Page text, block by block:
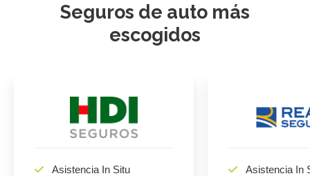
Seguros de auto más
escogidos
Asistencia In Situ
Asistencia In